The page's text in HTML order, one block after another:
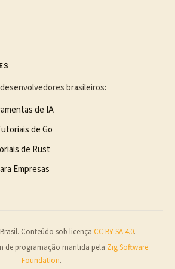
brasileiros:
de IA
de Go
de Rust
Empresas
Conteúdo sob licença CC BY-SA 4.0.
de programação mantida pela Zig Software
Foundation.